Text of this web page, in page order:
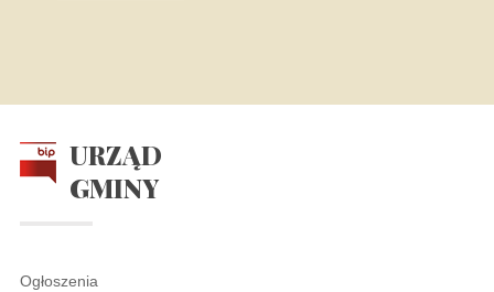
URZĄD
GMINY
Ogłoszenia